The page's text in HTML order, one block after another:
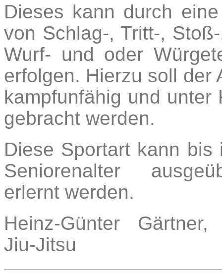
Dieses kann durch
von Schlag-, Tritt-,
Wurf- und oder
erfolgen. Hierzu soll der
kampfunfähig und unter
gebracht werden.
Diese Sportart kann bis
Seniorenalter
erlernt werden.
Heinz-Günter
Jiu-Jitsu